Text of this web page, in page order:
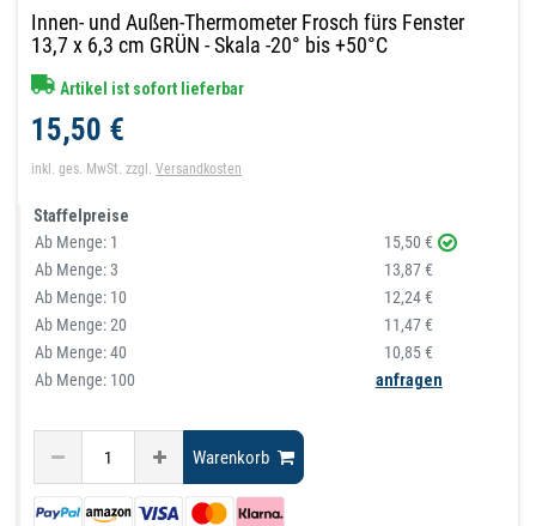
Innen- und Außen-Thermometer Frosch fürs Fenster
13,7 x 6,3 cm GRÜN - Skala -20° bis +50°C
Artikel ist sofort lieferbar
15,50 €
inkl. ges. MwSt. zzgl.Versandkosten
Staffelpreise
Ab Menge: 1
15,50 €
Ab Menge:3
13,87 €
Ab Menge: 10
12,24 €
Ab Menge:20
11,47 €
Ab Menge:40
10,85 €
Ab Menge: 100
anfragen
Warenkorb